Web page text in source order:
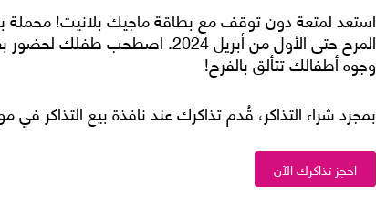
المرح حتى الأول من أبريل
وجوه أطفالك تتألق بالفرح!
بمجرد شراء التذاكر، قُدم تذاكرك عند نافذة بيع
احجز تذاكرك الآن